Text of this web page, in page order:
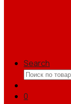
Search
Искать:
0